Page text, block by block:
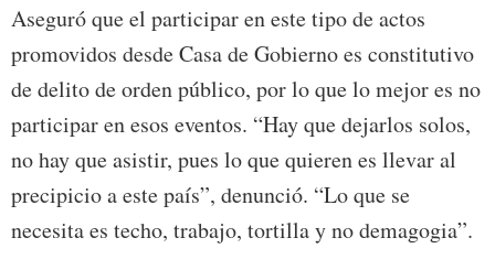
Aseguró que el participar en este tipo de actos
promovidos desde Casa de Gobierno es constitutivo
de delito de orden público, por lo que lo mejor es no
participar en esos eventos. “Hay que dejarlos solos,
no hay que asistir, pues lo que quieren es llevar al
precipicio a este país”, denunció. “Lo que se
necesita es techo, trabajo, tortilla y no demagogia”.